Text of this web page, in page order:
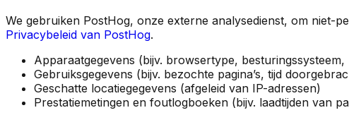
We gebruiken PostHog, onze externe analysedienst, om niet-
Privacybeleid van PostHog.
Apparaatgegevens (bijv. browsertype, besturingssysteem,
Gebruiksgegevens (bijv. bezochte pagina’s, tijd
Geschatte locatiegegevens (afgeleid van IP-adressen)
Prestatiemetingen en foutlogboeken (bijv. laadtijden van